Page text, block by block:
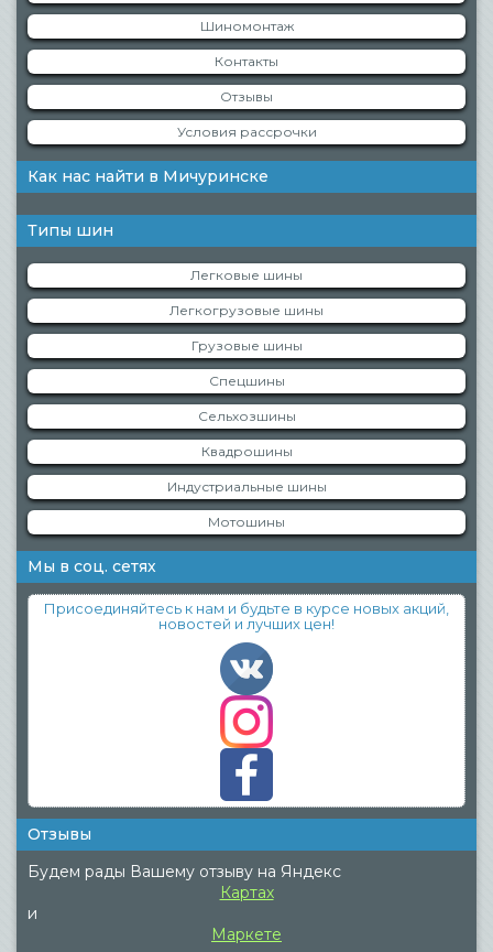
Шиномонтаж
Контакты
Отзывы
Условия рассрочки
Как нас найти в Мичуринске
Типы шин
Легковые шины
Легкогрузовые шины
Грузовые шины
Спецшины
Сельхозшины
Квадрошины
Индустриальные шины
Мотошины
Мы в соц. сетях
Присоединяйтесь к нам и будьте в курсе новых акций,
новостей и лучших цен!
Отзывы
Будем рады Вашему отзыву на Яндекс
Картах
и
Маркете